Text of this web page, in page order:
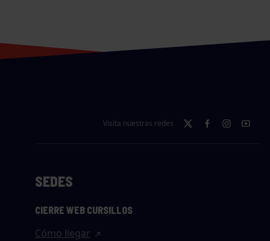
Visita nuestras redes
SEDES
CIERRE WEB CURSILLOS
Cómo llegar